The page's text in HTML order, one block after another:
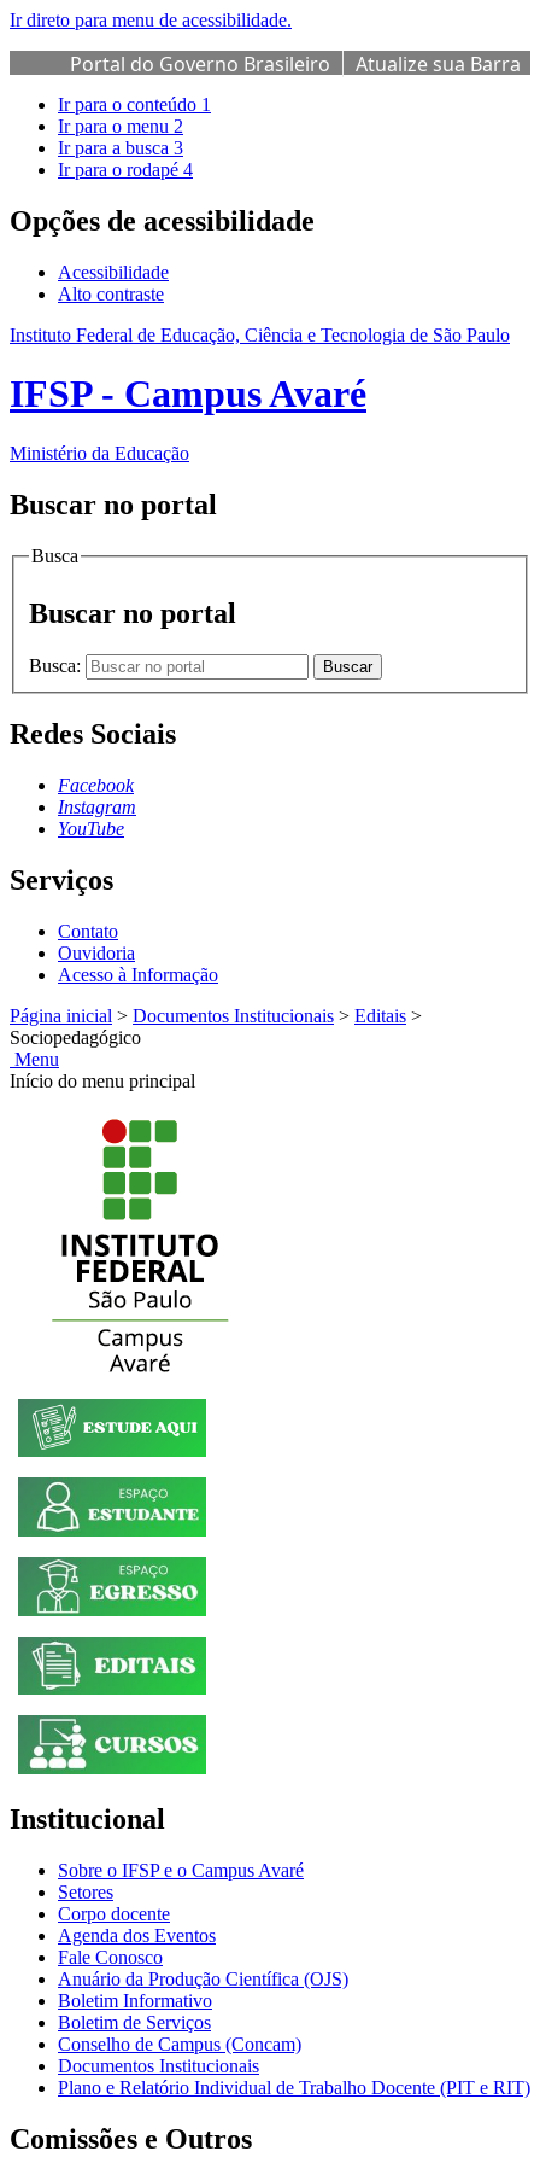
Ir direto para menu de acessibilidade.
Portal do Governo Brasileiro
Atualize sua Barra
de Governo
Ir para o conteúdo 1
Ir para o menu 2
Ir para a busca 3
Ir para o rodapé 4
Opções de acessibilidade
Acessibilidade
Alto contraste
Instituto Federal de Educação, Ciência e Tecnologia de São Paulo
IFSP - Campus Avaré
Ministério da Educação
Buscar no portal
Busca
Buscar no portal
Busca: Buscar
Redes Sociais
Facebook
Instagram
YouTube
Serviços
Contato
Ouvidoria
Acesso à Informação
Página inicial > Documentos Institucionais > Editais >
Sociopedagógico
Menu
Início do menu principal
Institucional
Sobre o IFSP e o Campus Avaré
Setores
Corpo docente
Agenda dos Eventos
Fale Conosco
Anuário da Produção Científica (OJS)
Boletim Informativo
Boletim de Serviços
Conselho de Campus (Concam)
Documentos Institucionais
Plano e Relatório Individual de Trabalho Docente (PIT e RIT)
Comissões e Outros